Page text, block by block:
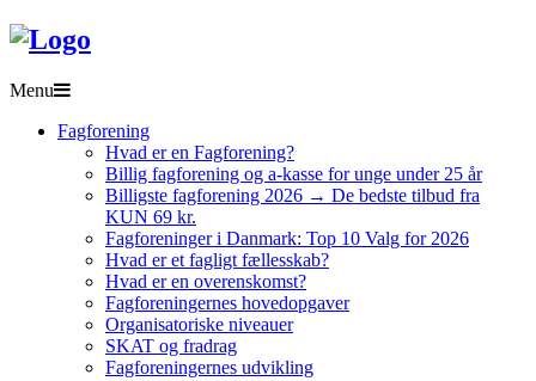
Menu
Fagforening
Hvad er en Fagforening?
Billig fagforening og a-kasse for unge under 25 år
Billigste fagforening 2026 → De bedste tilbud fra
KUN 69 kr.
Fagforeninger i Danmark: Top 10 Valg for 2026
Hvad er et fagligt fællesskab?
Hvad er en overenskomst?
Fagforeningernes hovedopgaver
Organisatoriske niveauer
SKAT og fradrag
Fagforeningernes udvikling